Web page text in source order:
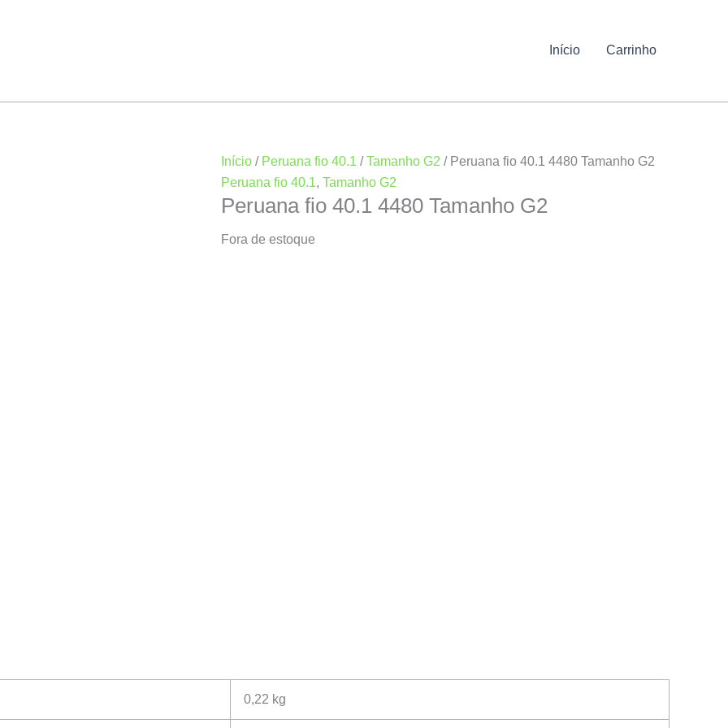
Início Carrinho
Início / Peruana fio 40.1 /Tamanho G2 / Peruana fio 40.1 4480 Tamanho G2
Peruana fio 40.1, Tamanho G2
Peruana fio 40.1 4480 Tamanho G2
Fora de estoque
0,22 kg